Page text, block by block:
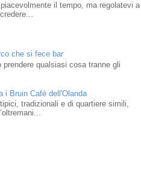
il tempo, ma regolatevi a
che si fece bar
qualsiasi cosa tranne gli
i Bruin Café dell'Olanda
tradizionali e di quartiere simili,